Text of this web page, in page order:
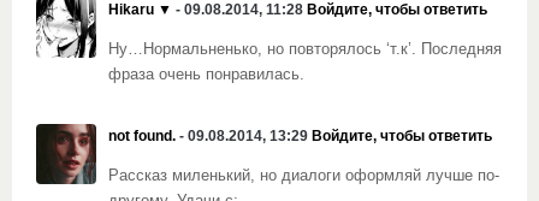
Hikaru ▼ - 09.08.2014, 11:28 Войдите, чтобы ответить
Ну…Нормальненько, но повторялось ‘т.к’. Последняя
фраза очень понравилась.
not found. - 09.08.2014, 13:29 Войдите, чтобы ответить
Рассказ миленький, но диалоги оформляй лучше по-